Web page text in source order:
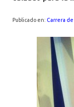
Publicado en: Carrera